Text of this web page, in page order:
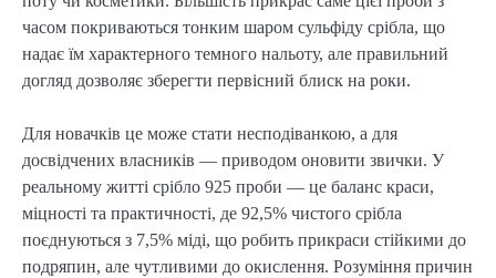
часом покриваються тонким шаром сульфіду срібла, що
надає їм характерного темного нальоту, але правильний
догляд дозволяє зберегти первісний блиск на роки.
Для новачків це може стати несподіванкою, а для
досвідчених власників — приводом оновити звички. У
реальному житті срібло 925 проби — це баланс краси,
міцності та практичності, де 92,5% чистого срібла
поєднуються з 7,5% міді, що робить прикраси стійкими до
подряпин, але чутливими до окислення. Розуміння причин